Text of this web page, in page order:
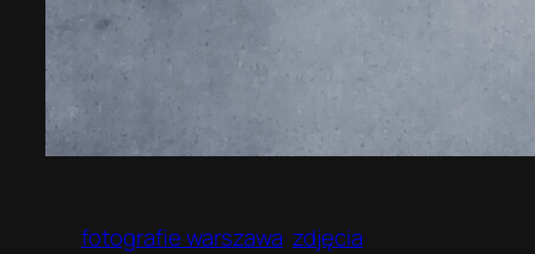
fotografie warszawa zdjęcia